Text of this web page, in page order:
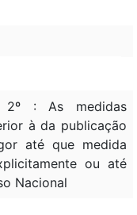
2º : As medidas
à da publicação
até que medida
ou até
Nacional